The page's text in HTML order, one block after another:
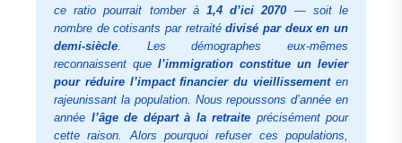
ce ratio pourrait tomber à 1,4 d’ici 2070 — soit le
nombre de cotisants par retraitédivisé par deux en un
demi-siècle . Les démographes eux-mêmes
reconnaissent que l’immigration constitue un levier
pour réduire l’impact financier du vieillissementen
rajeunissant la population. Nous repoussons d’année en
année l’âge de départ à la retraite précisément pour
cette raison. Alors pourquoi refuser ces populations,